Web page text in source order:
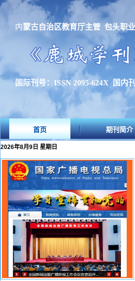
内蒙古自治区教育厅主管 包头职
国际刊号：ISSN 2095-624X 国内
首页 期刊简介
2026年8月9日 星期日